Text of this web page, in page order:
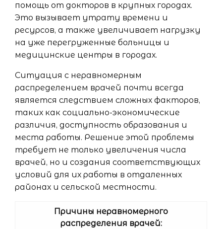
помощь от докторов в крупных городах.
Это вызывает утрату времени и
ресурсов, а также увеличивает нагрузку
на уже перегруженные больницы и
медицинские центры в городах.
Ситуация с неравномерным
распределением врачей почти всегда
является следствием сложных факторов,
таких как социально-экономические
различия, доступность образования и
места работы. Решение этой проблемы
требует не только увеличения числа
врачей, но и создания соответствующих
условий для их работы в отдаленных
районах и сельской местности.
Причины неравномерного
распределения врачей: